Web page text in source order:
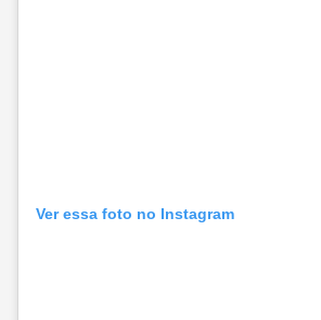
Ver essa foto no Instagram